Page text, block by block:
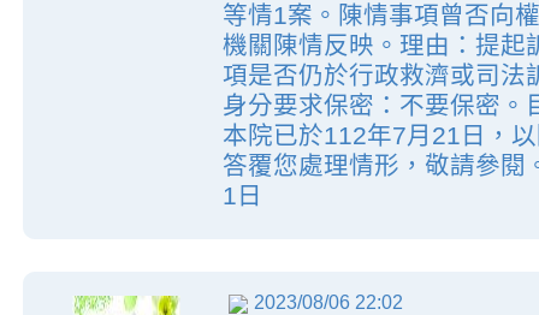
等情1案。陳情事項曾否向
機關陳情反映。理由：提起
項是否仍於行政救濟或司法
身分要求保密：不要保密。
本院已於112年7月21日，
答覆您處理情形，敬請參
1日
2023/08/06 22:02